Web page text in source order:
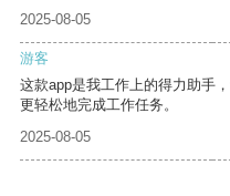
2025-08-05
游客
这款app是我工作上的得力助手
更轻松地完成工作任务。
2025-08-05